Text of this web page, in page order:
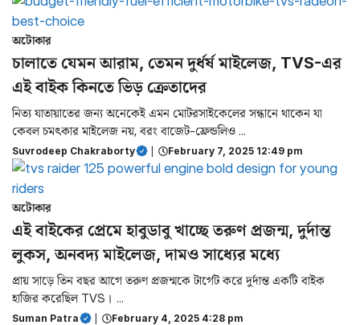
অটোকার
চালাতে যেমন আরাম, তেমন দুর্ধর্ষ মাইলেজ, TVS-এর
এই বাইক কিনতে ভিড় ক্রেতাদের
নিত্য যাতায়াতের জন্য অনেকেই এমন মোটরসাইকেলের সন্ধানে থাকেন যা
কেবল চমৎকার মাইলেজ নয়, বরং বাজেট-ফ্রেন্ডলিও ...
Suvrodeep Chakraborty | February 7, 2025 12:49 pm
অটোকার
এই বাইকের প্রেমে হাবুডাবু খাচ্ছে তরুণ প্রজন্ম, দুর্দান্ত
লুকস, অনবদ্য মাইলেজ, দামও সাধ্যের মধ্যে
প্রায় সাড়ে তিন বছর আগে তরুণ প্রজন্মকে টার্গেট করে দুর্দান্ত একটি বাইক
হাজির করেছিল TVS। ...
Suman Patra | February 4, 2025 4:28 pm